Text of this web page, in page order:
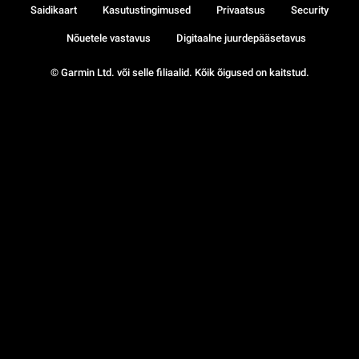
© Garmin Ltd. või selle filiaalid. Kõik õigused on kaitstud.
Saidikaart Kasutustingimused Privaatsus Security
Nõuetele vastavus Digitaalne juurdepääsetavus